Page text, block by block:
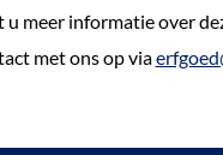
u meer informatie over
met ons op via